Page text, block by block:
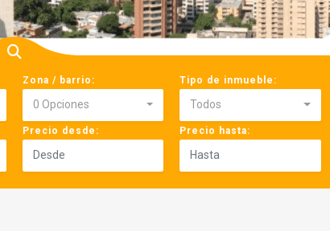
Zona / barrio:
0 Opciones
Tipo de inmueble:
Todos
Precio desde: Precio hasta: